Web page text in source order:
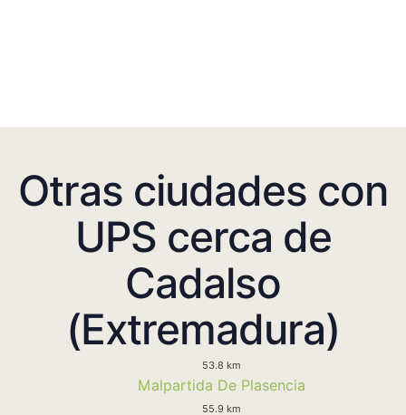
Otras ciudades con
UPS cerca de
Cadalso
(Extremadura)
53.8 km
Malpartida De Plasencia
55.9 km